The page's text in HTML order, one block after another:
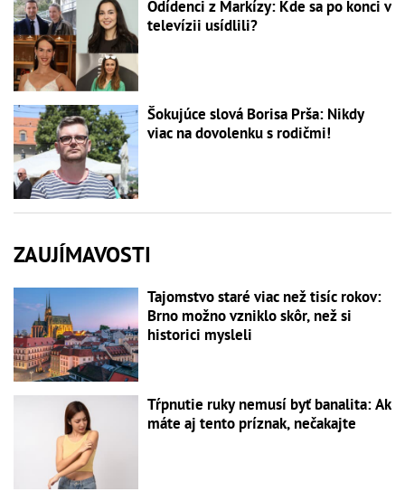
Odídenci z Markízy: Kde sa po konci v
televízii usídlili?
Šokujúce slová Borisa Prša: Nikdy
viac na dovolenku s rodičmi!
ZAUJÍMAVOSTI
Tajomstvo staré viac než tisíc rokov:
Brno možno vzniklo skôr, než si
historici mysleli
Tŕpnutie ruky nemusí byť banalita: Ak
máte aj tento príznak, nečakajte